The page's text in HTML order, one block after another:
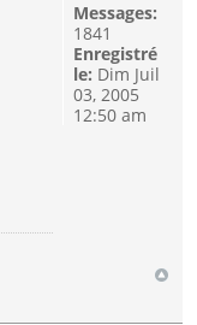
Messages:
1841
Enregistré
le: Dim Juil
03, 2005
12:50 am